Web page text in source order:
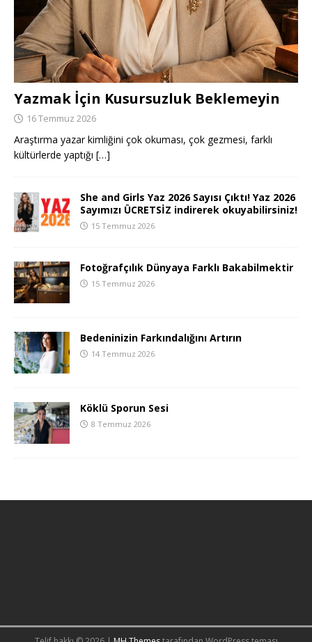
Yazmak İçin Kusursuzluk Beklemeyin
16 Temmuz 2026
Araştırma yazar kimliğini çok okuması, çok gezmesi, farklı
kültürlerde yaptığı […]
She and Girls Yaz 2026 Sayısı Çıktı! Yaz 2026
Sayımızı ÜCRETSİZ indirerek okuyabilirsiniz!
15 Temmuz 2026
Fotoğrafçılık Dünyaya Farklı Bakabilmektir
15 Temmuz 2026
Bedeninizin Farkındalığını Artırın
14 Temmuz 2026
Köklü Sporun Sesi
8 Temmuz 2026